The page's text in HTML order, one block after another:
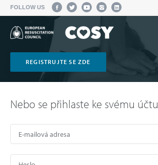
FOLLOW US
REGISTRUJTE SE ZDE
Nebo se přihlaste ke svému účtu